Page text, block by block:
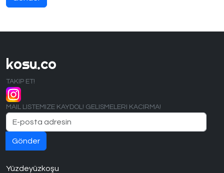
kosu.co
TAKIP ET!
MAIL LISTEMIZE KAYDOL! GELISMELERI KACIRMA!
Yüzdeyüzkoşu